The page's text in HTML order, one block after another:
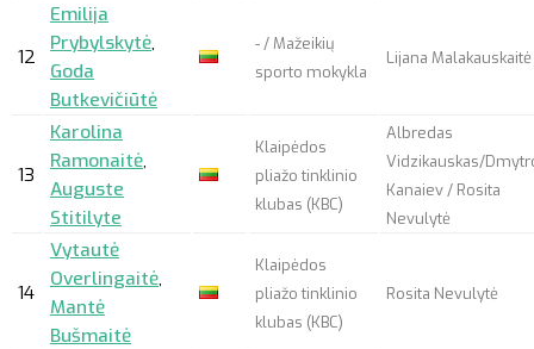
12
Emilija
Prybylskytė,
Goda
Butkevičiūtė
- / Mažeikių
sporto mokykla
Lijana Malakauskaitė
13
Karolina
Ramonaitė,
Auguste
Stitilyte
Klaipėdos
pliažo tinklinio
klubas (KBC)
Albredas
Vidzikauskas/
Kanaiev / Rosita
Nevulytė
14
Vytautė
Overlingaitė,
Mantė
Bušmaitė
Klaipėdos
pliažo tinklinio
klubas (KBC)
Rosita Nevulytė